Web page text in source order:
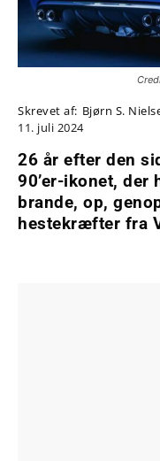
Skrevet af: Bjørn S.
11. juli 2024
26 år efter den
90’er-ikonet, der
brande, op,
hestekræfter fra